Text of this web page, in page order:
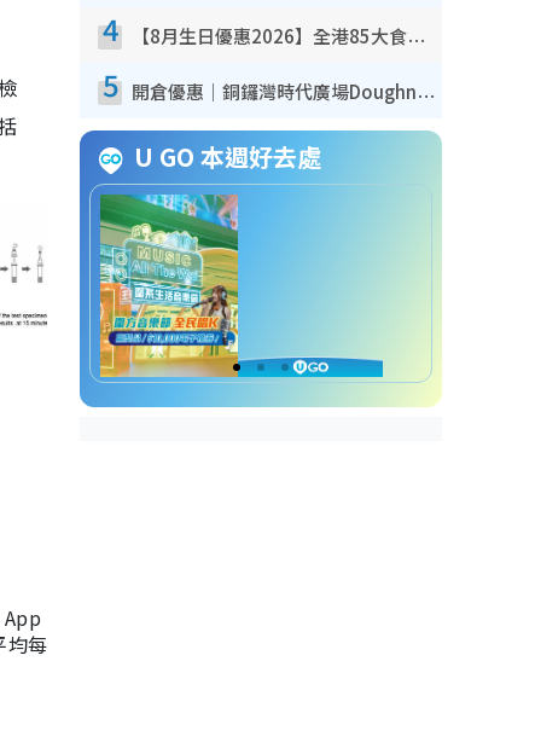
均每
4 【8月生日優惠2026】全港85大食買玩著數攻略 自助餐/火鍋放題同行免費＋誠品/DONKI送現金券
5 開倉優惠｜銅鑼灣時代廣場Doughnut/Campo Marzio開倉低至1折！背囊、書包、手袋劈價$200起
U GO 本週好去處